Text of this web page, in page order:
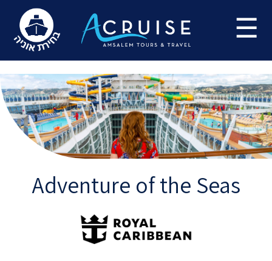
Update cookies preferences
☰
Adventure of the Seas